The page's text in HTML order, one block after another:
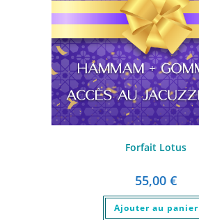
Forfait Lotus
55,00 €
Ajouter au panier